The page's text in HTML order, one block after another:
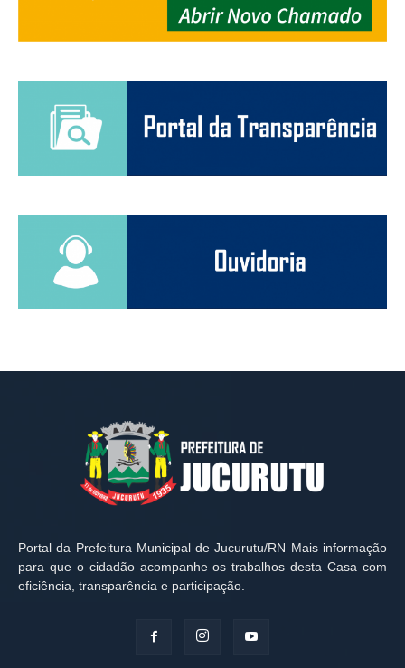
Portal da Prefeitura Municipal de Jucurutu/RN Mais informação
para que o cidadão acompanhe os trabalhos desta Casa com
eficiência, transparência e participação.